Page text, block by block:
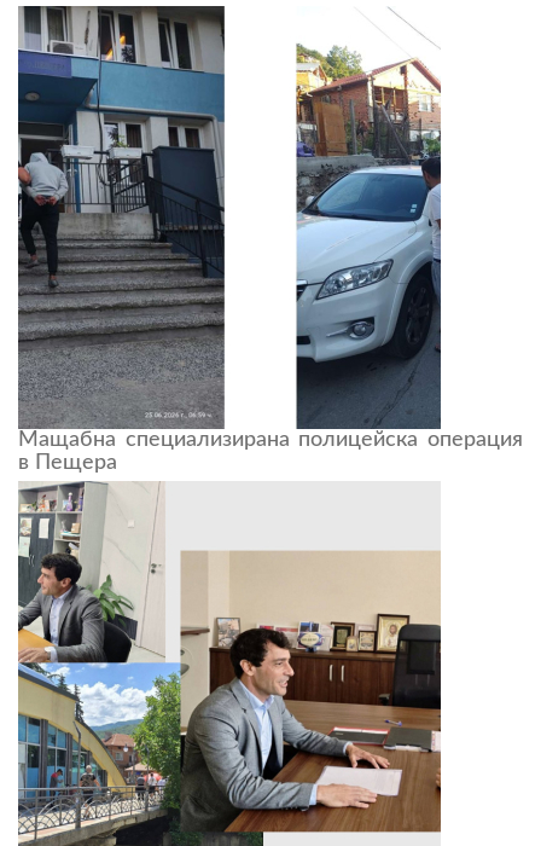
Мащабна специализирана полицейска операция
в Пещера